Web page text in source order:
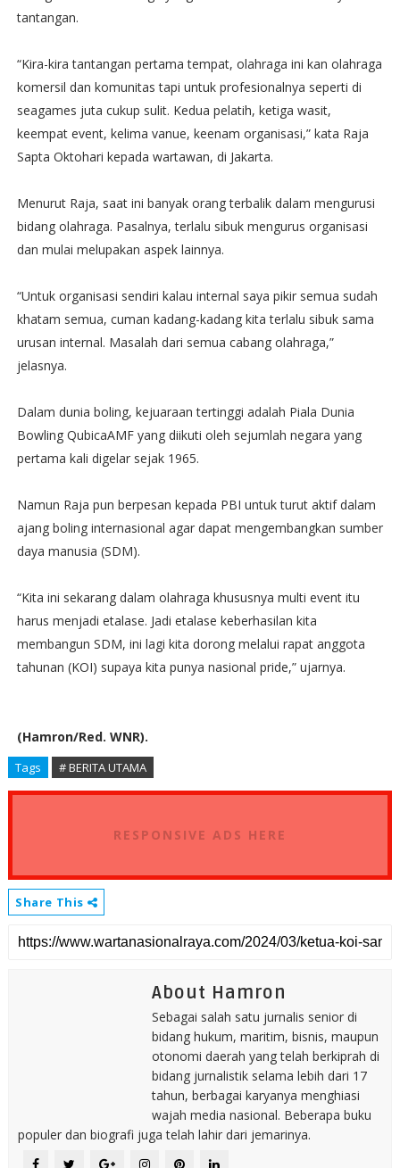
tantangan.
“Kira-kira tantangan pertama tempat, olahraga ini kan olahraga
komersil dan komunitas tapi untuk profesionalnya seperti di
seagames juta cukup sulit. Kedua pelatih, ketiga wasit,
keempat event, kelima vanue, keenam organisasi,” kata Raja
Sapta Oktohari kepada wartawan, di Jakarta.
Menurut Raja, saat ini banyak orang terbalik dalam mengurusi
bidang olahraga. Pasalnya, terlalu sibuk mengurus organisasi
dan mulai melupakan aspek lainnya.
“Untuk organisasi sendiri kalau internal saya pikir semua sudah
khatam semua, cuman kadang-kadang kita terlalu sibuk sama
urusan internal. Masalah dari semua cabang olahraga,”
jelasnya.
Dalam dunia boling, kejuaraan tertinggi adalah Piala Dunia
Bowling QubicaAMF yang diikuti oleh sejumlah negara yang
pertama kali digelar sejak 1965.
Namun Raja pun berpesan kepada PBI untuk turut aktif dalam
ajang boling internasional agar dapat mengembangkan sumber
daya manusia (SDM).
“Kita ini sekarang dalam olahraga khususnya multi event itu
harus menjadi etalase. Jadi etalase keberhasilan kita
membangun SDM, ini lagi kita dorong melalui rapat anggota
tahunan (KOI) supaya kita punya nasional pride,” ujarnya.
(Hamron/Red. WNR).
Tags # BERITA UTAMA
RESPONSIVE ADS HERE
Share This
About Hamron
Sebagai salah satu jurnalis senior di
bidang hukum, maritim, bisnis, maupun
otonomi daerah yang telah berkiprah di
bidang jurnalistik selama lebih dari 17
tahun, berbagai karyanya menghiasi
wajah media nasional. Beberapa buku
populer dan biografi juga telah lahir dari jemarinya.